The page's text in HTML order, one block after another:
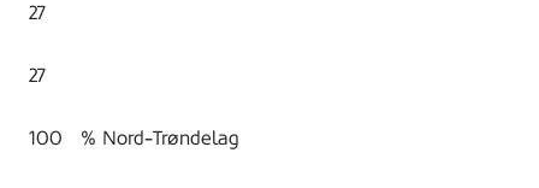
27
27
100 % Nord-Trøndelag